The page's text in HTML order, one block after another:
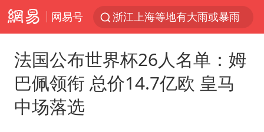
网易号
浙江上海等地有大雨或暴雨
西湖突现狂风暴雨 游客瞬间被浇透
金饰克价一夜涨回1300元
法国公布世界杯26人名单：姆
巴佩领衔 总价14.7亿欧 皇马
中场落选